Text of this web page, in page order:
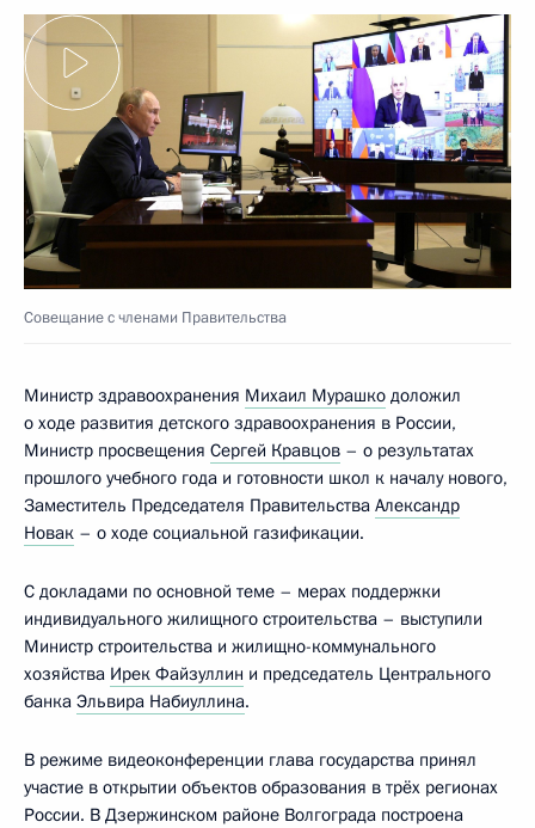
Совещание с членами Правительства
Министр здравоохранения Михаил Мурашко доложил
о ходе развития детского здравоохранения в России,
Министр просвещения Сергей Кравцов – о результатах
прошлого учебного года и готовности школ к началу нового,
Заместитель Председателя Правительства Александр
Новак – о ходе социальной газификации.
С докладами по основной теме – мерах поддержки
индивидуального жилищного строительства – выступили
Министр строительства и жилищно-коммунального
хозяйства Ирек Файзуллин и председатель Центрального
банка Эльвира Набиуллина.
В режиме видеоконференции глава государства принял
участие в открытии объектов образования в трёх регионах
России. В Дзержинском районе Волгограда построена